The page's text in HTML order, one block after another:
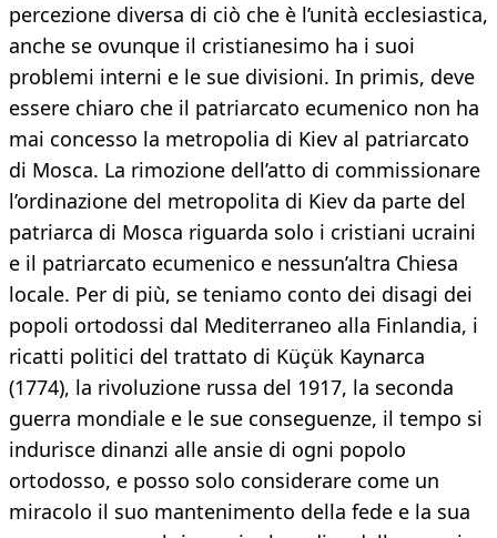
percezione diversa di ciò che è l’unità ecclesiastica,
anche se ovunque il cristianesimo ha i suoi
problemi interni e le sue divisioni. In primis, deve
essere chiaro che il patriarcato ecumenico non ha
mai concesso la metropolia di Kiev al patriarcato
di Mosca. La rimozione dell’atto di commissionare
l’ordinazione del metropolita di Kiev da parte del
patriarca di Mosca riguarda solo i cristiani ucraini
e il patriarcato ecumenico e nessun’altra Chiesa
locale. Per di più, se teniamo conto dei disagi dei
popoli ortodossi dal Mediterraneo alla Finlandia, i
ricatti politici del trattato di Küçük Kaynarca
(1774), la rivoluzione russa del 1917, la seconda
guerra mondiale e le sue conseguenze, il tempo si
indurisce dinanzi alle ansie di ogni popolo
ortodosso, e posso solo considerare come un
miracolo il suo mantenimento della fede e la sua